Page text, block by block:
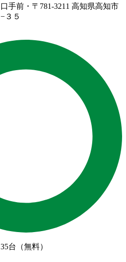
手前・〒781-3211 高知県高知市
３５
台（無料）